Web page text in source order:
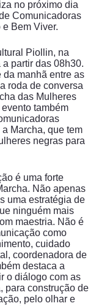
no próximo dia
Comunicadoras
Bem Viver.
Piollin, na
partir das 08h30.
da manhã entre as
roda de conversa
das Mulheres
também
Marcha, que tem
negras para
é uma forte
Não apenas
uma estratégia de
ninguém mais
maestria. Não é
como
cuidado
coordenadora de
destaca a
o diálogo com as
para construção de
pelo olhar e